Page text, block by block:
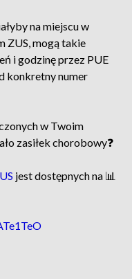
na miejscu w
ZUS, mogą takie
i godzinę przez PUE
konkretny numer
w Twoim
zasiłek chorobowy❓
jest dostępnych na 📊